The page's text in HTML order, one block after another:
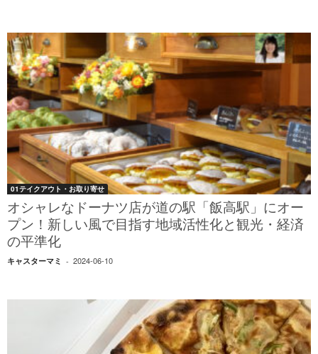
01テイクアウト・お取り寄せ
オシャレなドーナツ店が道の駅「飯高駅」にオー
プン！新しい風で目指す地域活性化と観光・経済
の平準化
キャスターマミ - 2024-06-10